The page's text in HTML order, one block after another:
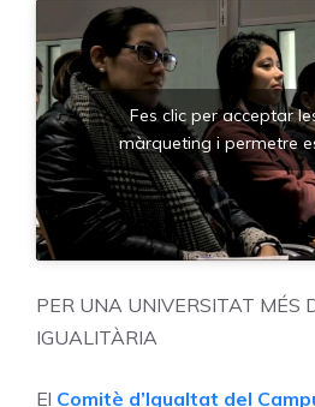
Fes clic per acceptar
màrqueting i permetre
PER UNA UNIVERSITAT MÉS
IGUALITÀRIA
El Comitè d’Igualtat del